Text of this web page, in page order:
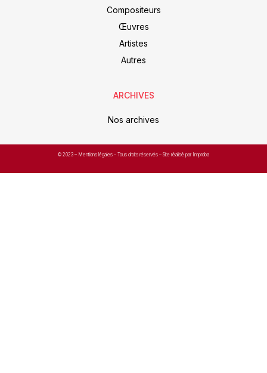
Compositeurs
Œuvres
Artistes
Autres
ARCHIVES
Nos archives
© 2023 – Mentions légales – Tous droits réservés – Site réalisé par Improba